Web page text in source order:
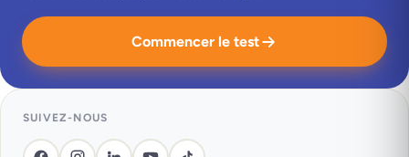
Commencer le test
SUIVEZ-NOUS